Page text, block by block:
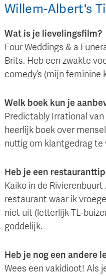
Willem-Albert's
Wat is je lievelingsfilm?
Four Weddings & a
Brits. Heb een zwakte
comedy’s (mijn feminine
Welk boek kun je
Predictably Irrational van
heerlijk boek over
nuttig om klantgedrag te
Heb je een
Kaiko in de
restaurant waar ik
niet uit (letterlijk TL-
goddelijk.
Heb je nog een andere
Wees een vakidioot! Als